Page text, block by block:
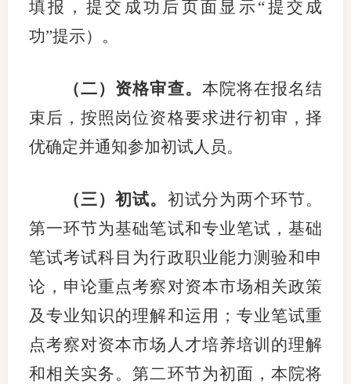
填报，提交成功后页面显示“提交成
功”提示）。
（二）资格审查。 本院将在报名结
束后，按照岗位资格要求进行初审，择
优确定并通知参加初试人员。
（三）初试。 初试分为两个环节。
第一环节为基础笔试和专业笔试，基础
笔试考试科目为行政职业能力测验和申
论，申论重点考察对资本市场相关政策
及专业知识的理解和运用；专业笔试重
点考察对资本市场人才培养培训的理解
和相关实务。第二环节为初面，本院将